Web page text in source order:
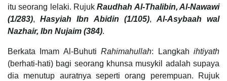
itu seorang lelaki. RujukRaudhah Al-Thalibin, Al-Nawawi
(1/283),Hasyiah Ibn Abidin (1/105), Al-Asybaah wal
Nazhair, Ibn Nujaim (384).
Berkata Imam Al-BuhutiRahimahullah: Langkahihtiyath
(berhati-hati) bagi seorang khunsa musykil adalah supaya
dia menutup auratnya seperti orang perempuan. Rujuk